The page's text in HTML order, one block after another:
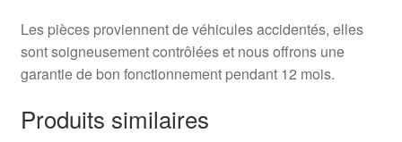
Les pièces proviennent de véhicules accidentés, elles
sont soigneusement contrôlées et nous offrons une
garantie de bon fonctionnement pendant 12 mois.
Produits similaires